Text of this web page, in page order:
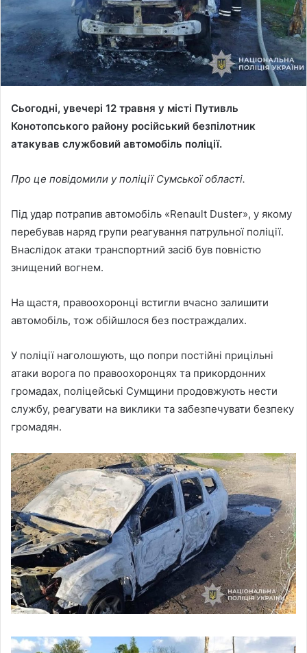
a
l
Сьогодні, увечері 12 травня у місті Путивль
Конотопського району російський безпілотник
атакував службовий автомобіль поліції.
Про це повідомили у поліції Сумської області.
Під удар потрапив автомобіль «Renault Duster», у якому
перебував наряд групи реагування патрульної поліції.
Внаслідок атаки транспортний засіб був повністю
знищений вогнем.
На щастя, правоохоронці встигли вчасно залишити
автомобіль, тож обійшлося без постраждалих.
У поліції наголошують, що попри постійні прицільні
атаки ворога по правоохоронцях та прикордонних
громадах, поліцейські Сумщини продовжують нести
службу, реагувати на виклики та забезпечувати безпеку
громадян.